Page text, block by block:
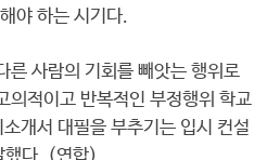
야 하는 시기다.
른 사람의 기회를 빼앗는 행위로
의적이고 반복적인 부정행위 학교
개서 대필을 부추기는 입시 컨설